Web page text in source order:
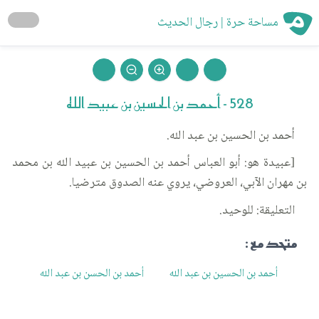
مساحة حرة | رجال الحديث
528 - أحمد بن الحسين بن عبيد الله
أحمد بن الحسين بن عبد الله.
[عبيدة هو: أبو العباس أحمد بن الحسين بن عبيد الله بن محمد
بن مهران الآبي، العروضي، يروي عنه الصدوق مترضيا.
التعليقة: للوحيد.
متحد مع :
أحمد بن الحسين بن عبد الله أحمد بن الحسن بن عبد الله